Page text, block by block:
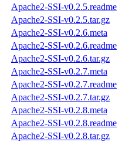
Apache2-SSI-v0.2.5.readme
Apache2-SSI-v0.2.5.tar.gz
Apache2-SSI-v0.2.6.meta
Apache2-SSI-v0.2.6.readme
Apache2-SSI-v0.2.6.tar.gz
Apache2-SSI-v0.2.7.meta
Apache2-SSI-v0.2.7.readme
Apache2-SSI-v0.2.7.tar.gz
Apache2-SSI-v0.2.8.meta
Apache2-SSI-v0.2.8.readme
Apache2-SSI-v0.2.8.tar.gz